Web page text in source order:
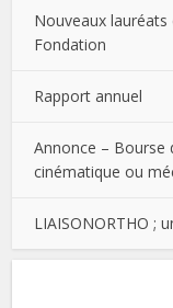
Nouveaux
Fondation
Rapport annuel
Annonce – Bourse
cinématique ou
LIAISONORTHO ;